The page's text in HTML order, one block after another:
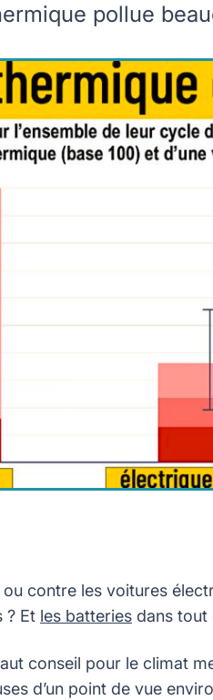
pollue
sont bien plus faibles que celles
ou contre les voitures
? Et les batteries dans tout
conseil pour le climat
d’un point de vue